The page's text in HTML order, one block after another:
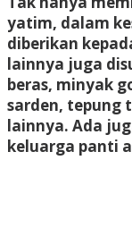
yatim, dalam
diberikan
lainnya juga
beras, minyak
sarden, tepung
lainnya. Ada
keluarga panti